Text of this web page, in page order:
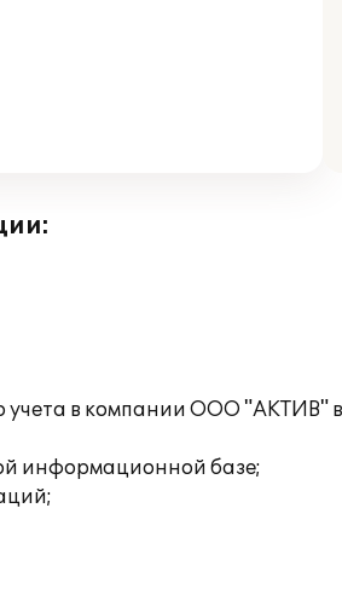
учета в компании ООО
информационной базе;